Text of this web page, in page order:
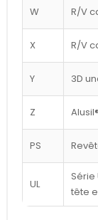
W R/V
X R/V
Y 3D
Z
PS
UL
tête